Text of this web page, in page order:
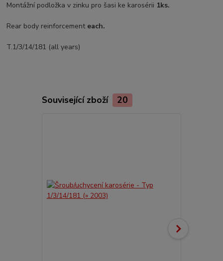
Montážní podložka v zinku pro šasi ke karosérii 1ks.
Rear body reinforcement each.
T.1/3/14/181 (all years)
Související zboží 20